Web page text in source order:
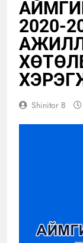
2020-
Shinitor B